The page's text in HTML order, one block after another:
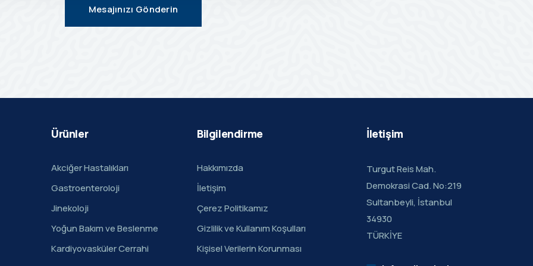
Mesajınızı Gönderin
Ürünler
Akciğer Hastalıkları
Gastroenteroloji
Jinekoloji
Yoğun Bakım ve Beslenme
Kardiyovasküler Cerrahi
Bilgilendirme
Hakkımızda
İletişim
Çerez Politikamız
Gizlilik ve Kullanım Koşulları
Kişisel Verilerin Korunması
İletişim
Turgut Reis Mah.
Demokrasi Cad. No:219
Sultanbeyli, İstanbul
34930
TÜRKİYE